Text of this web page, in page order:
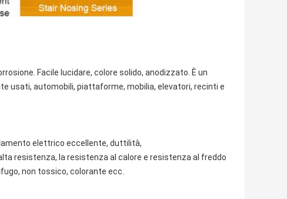
Facile lucidare, colore solido, anodizzato. È un
usati, automobili, piattaforme, mobilia, elevatori, recinti e
elettrico eccellente, duttilità,
resistenza, la resistenza al calore e resistenza al freddo
non tossico, colorante ecc.